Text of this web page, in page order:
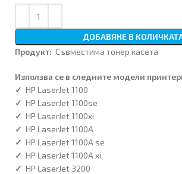
ДОБАВЯНЕ В
Продукт: Съвместима тонер касета
Използва се в следните модeли
✓ HP LaserJet 1100
✓ HP LaserJet 1100se
✓ HP LaserJet 1100xi
✓ HP LaserJet 1100A
✓ HP LaserJet 1100A se
✓ HP LaserJet 1100A xi
✓ HP LaserJet 3200